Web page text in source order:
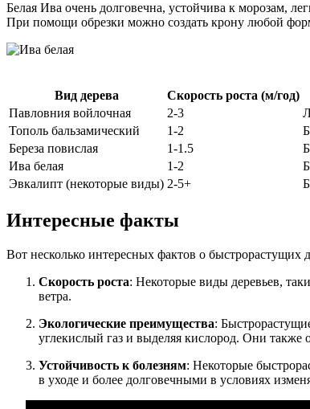
Белая Ива очень долговечна, устойчива к морозам,
При помощи обрезки можно создать крону любой
Вид дерева Скорость роста (м/год)
Павловния войлочная
2-3
Тополь бальзамический
1-2
Береза повислая
1-1.5
Ива белая
1-2
Эвкалипт (некоторые виды) 2-5+
Интересные факты
Вот несколько интересных фактов о быстрорастущих
Скорость роста: Некоторые виды деревьев,
ветра.
Экологические преимущества:
углекислый газ и выделяя кислород. Они
Устойчивость к болезням: Некоторые
в уходе и более долговечными в условиях